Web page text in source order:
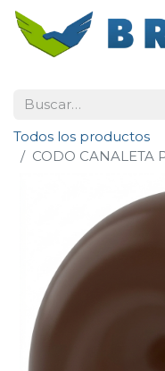
Todos los productos
CODO CANALETA